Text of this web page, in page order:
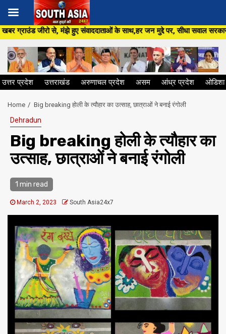
Skip
to
content
हुए संवाददाताओं के साथ,हर जन मुद्दे पर, सीधा सवाल सरकार से ,सिर्फ
उत्तर प्रदेश उत्तराखंड अरुणाचल प्रदेश असम आंध्र प्रदेश ओडिशा
Home Big breaking होली के त्यौहार का उत्साह, छात्राओं ने बनाई रंगोली
Dehradun
Big breaking होली के त्यौहार का
उत्साह, छात्राओं ने बनाई रंगोली
1 min read
March 2, 2023 South Asia24x7